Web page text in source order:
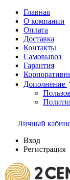
Главная
О компании
Оплата
Доставка
Контакты
Самовывоз
Гарантия
Дополнение
Личный
Вход
Регистрация